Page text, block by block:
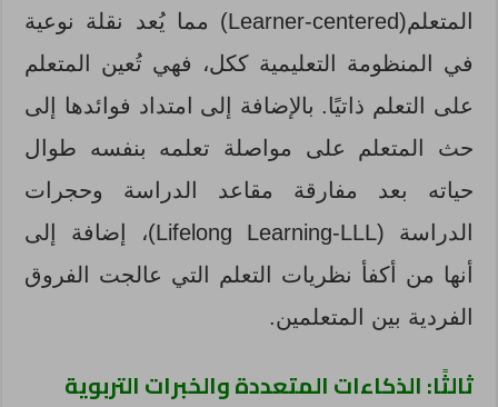
المتعلم(Learner-centered) مما يُعد نقلة نوعية
في المنظومة التعليمية ككل، فهي تُعين المتعلم
على التعلم ذاتيًا. بالإضافة إلى امتداد فوائدها إلى
حث المتعلم على مواصلة تعلمه بنفسه طوال
حياته بعد مفارقة مقاعد الدراسة وحجرات
الدراسة (Lifelong Learning-LLL)، إضافة إلى
أنها من أكفأ نظريات التعلم التي عالجت الفروق
الفردية بين المتعلمين.
ثالثًا: الذكاءات المتعددة والخبرات التربوية